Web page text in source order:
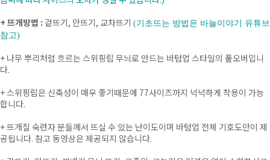
+ 뜨개방법 : 겉뜨기, 안뜨기, 교차뜨기 (기초뜨는 방법은 바늘이야기 유튜브
참고)
+ 나무 뿌리처럼 흐르는 스위핑립 무늬로 만드는 바텀업 스타일의 풀오버입니
다.
+스위핑립은 신축성이 매우 좋기때문에 77사이즈까지 넉넉하게 착용이 가능
합니다.
+ 뜨개질 숙련자 분들께서 뜨실 수 있는 난이도이며 바텀업 전체 기호도안이 제
공됩니다. 참고 동영상은 제공되지 않습니다.